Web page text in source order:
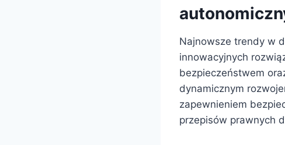
Najnowsze trendy w
innowacyjnych
bezpieczeństwem
dynamicznym
zapewnieniem
przepisów prawnych